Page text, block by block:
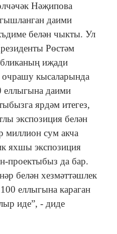
Нәҗипова
даими
белән чыкты. Ул
Рөстәм
иҗади
очрашу кысаларында
даими
ярдәм итегез,
экспозиция белән
миллион сум акча
яхшы экспозиция
проектыбыз да бар.
белән хезмәттәшлек
еллыгына караган
иде”, - диде